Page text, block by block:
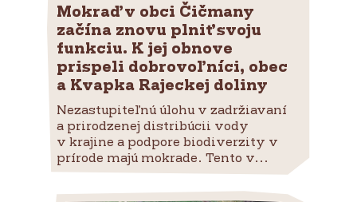
Mokraď v obci Čičmany
začína znovu plniť svoju
funkciu. K jej obnove
prispeli dobrovoľníci, obec
a Kvapka Rajeckej doliny
Nezastupiteľnú úlohu v zadržiavaní
a prirodzenej distribúcii vody
v krajine a podpore biodiverzity v
prírode majú mokrade. Tento v...